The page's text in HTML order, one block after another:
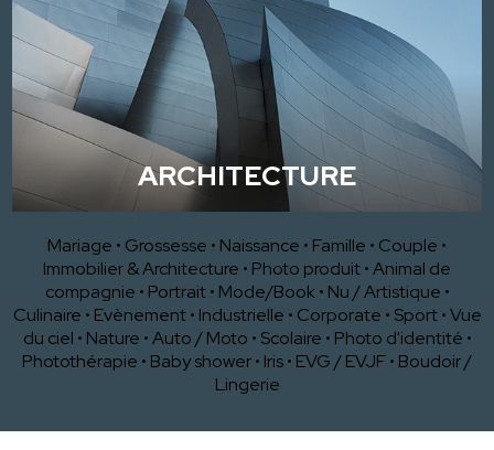
ARCHITECTURE
Mariage • Grossesse • Naissance • Famille • Couple •
Immobilier & Architecture • Photo produit•Animal de
compagnie • Portrait • Mode/Book • Nu / Artistique •
Culinaire • Evènement • Industrielle • Corporate • Sport •Vue
du ciel • Nature •Auto / Moto • Scolaire • Photo d'identité •
Photothérapie • Baby shower• Iris• EVG / EVJF• Boudoir /
Lingerie